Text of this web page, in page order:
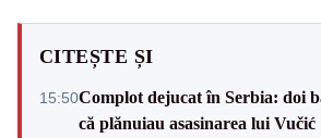
CITEȘTE ȘI
15:50Complot dejucat în Serbia: doi
că plănuiau asasinarea lui Vučić